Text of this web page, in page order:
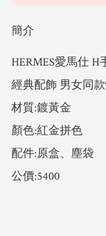
簡介
HERMES愛馬仕
經典配飾 男女同
材質:鍍黃金
顏色:紅金拼色
配件:原盒、塵袋
公價:5400